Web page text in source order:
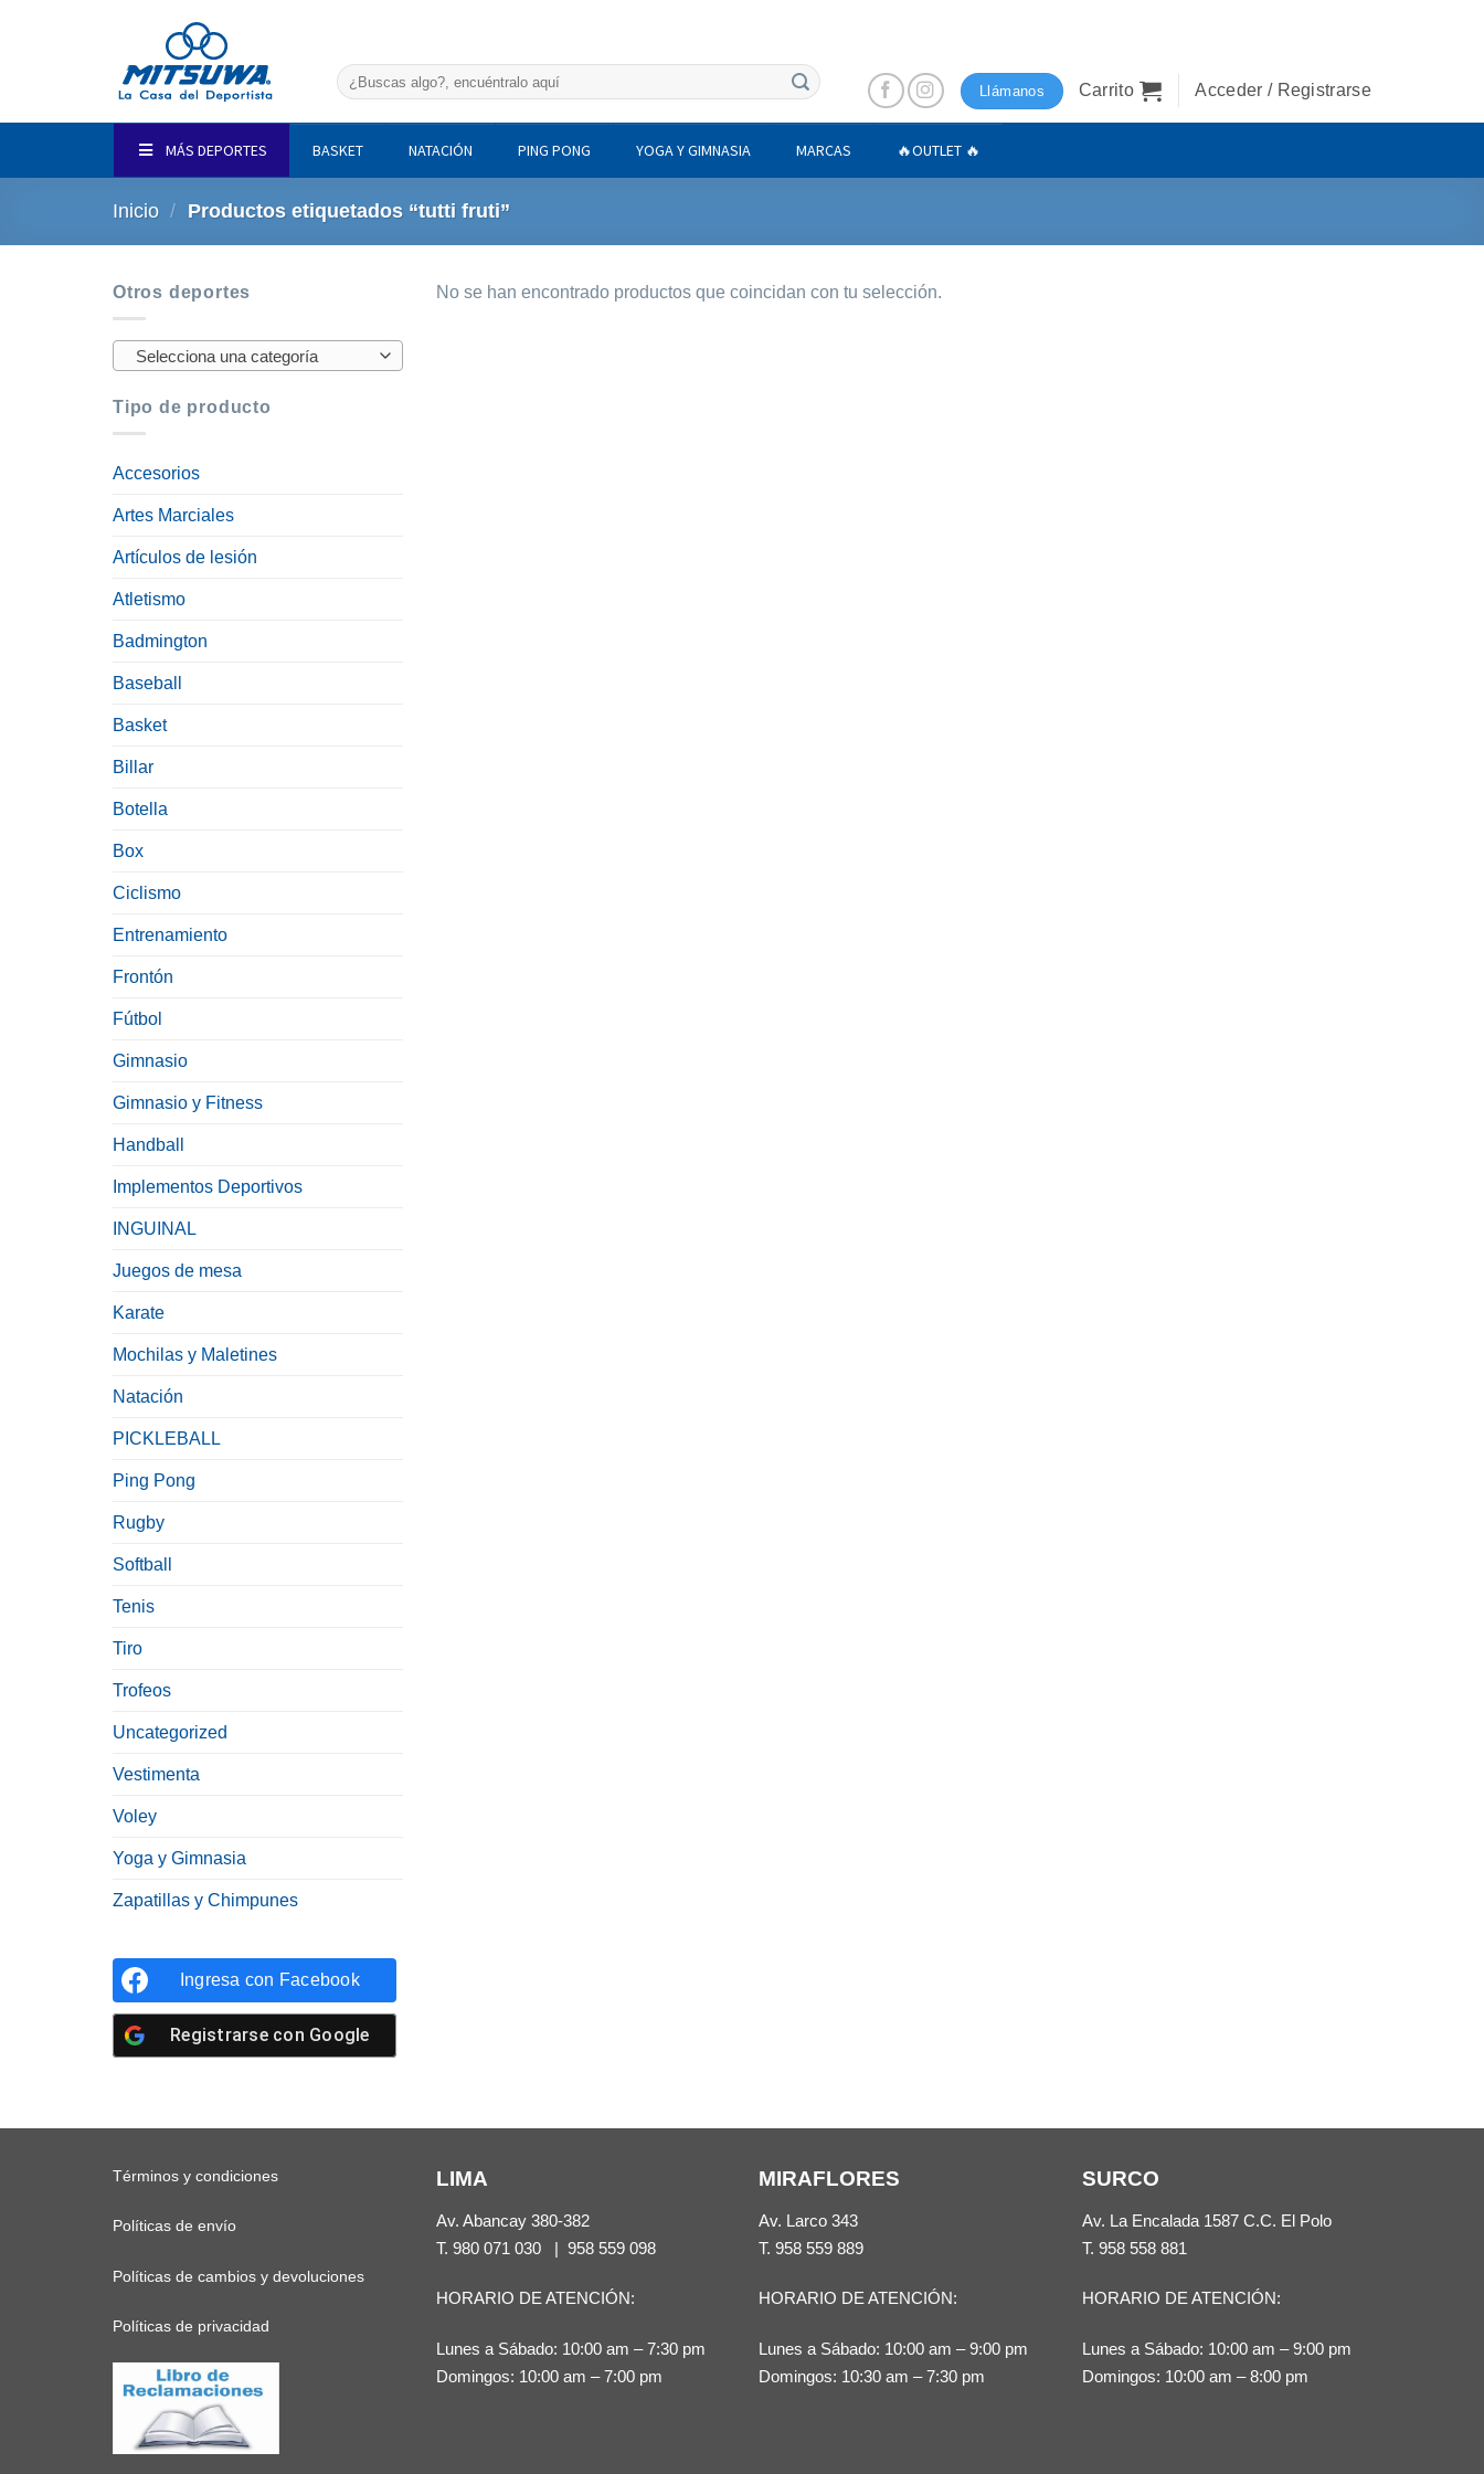
Buscar
por:
Llámanos Carrito Acceder / Registrarse
MÁS DEPORTES BASKET NATACIÓN PING PONG YOGA Y GIMNASIA MARCAS 🔥OUTLET 🔥
Inicio / Productos etiquetados “tutti fruti”
Otros deportes
Selecciona una categoría
Tipo de producto
Accesorios
Artes Marciales
Artículos de lesión
Atletismo
Badmington
Baseball
Basket
Billar
Botella
Box
Ciclismo
Entrenamiento
Frontón
Fútbol
Gimnasio
Gimnasio y Fitness
Handball
Implementos Deportivos
INGUINAL
Juegos de mesa
Karate
Mochilas y Maletines
Natación
PICKLEBALL
Ping Pong
Rugby
Softball
Tenis
Tiro
Trofeos
Uncategorized
Vestimenta
Voley
Yoga y Gimnasia
Zapatillas y Chimpunes
Ingresa con Facebook
Registrarse con Google
No se han encontrado productos que coincidan con tu selección.
Términos y condiciones
Políticas de envío
Políticas de cambios y devoluciones
Políticas de privacidad
LIMA
Av. Abancay 380-382
T. 980 071 030| 958 559 098
HORARIO DE ATENCIÓN:
Lunes a Sábado: 10:00 am – 7:30 pm
Domingos: 10:00 am – 7:00 pm
MIRAFLORES
Av. Larco 343
T. 958 559 889
HORARIO DE ATENCIÓN:
Lunes a Sábado: 10:00 am – 9:00 pm
Domingos: 10:30 am – 7:30 pm
SURCO
Av. La Encalada 1587 C.C. El Polo
T. 958 558 881
HORARIO DE ATENCIÓN:
Lunes a Sábado: 10:00 am – 9:00 pm
Domingos: 10:00 am – 8:00 pm